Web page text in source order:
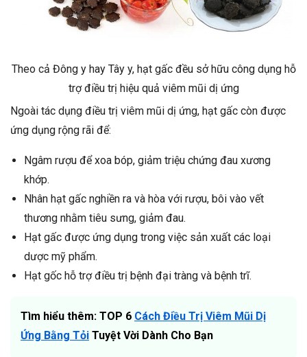
Theo cả Đông y hay Tây y, hạt gấc đều sở hữu công dụng hỗ
trợ điều trị hiệu quả viêm mũi dị ứng
Ngoài tác dụng điều trị viêm mũi dị ứng, hạt gấc còn được
ứng dụng rộng rãi để:
Ngâm rượu để xoa bóp, giảm triệu chứng đau xương
khớp.
Nhân hạt gấc nghiền ra và hòa với rượu, bôi vào vết
thương nhằm tiêu sưng, giảm đau.
Hạt gấc được ứng dụng trong việc sản xuất các loại
dược mỹ phẩm.
Hạt gốc hỗ trợ điều trị bệnh đại tràng và bệnh trĩ.
Tìm hiểu thêm: TOP 6 Cách Điều Trị Viêm Mũi Dị
Ứng Bằng Tỏi Tuyệt Vời Dành Cho Bạn